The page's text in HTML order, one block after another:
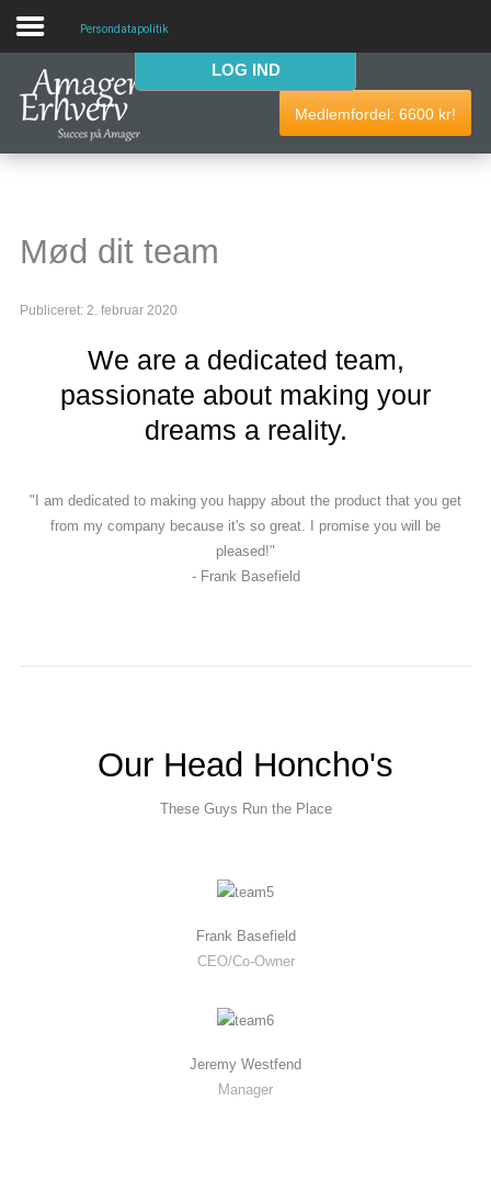
VELKOMMEN
AmagerErhverv skaber netværk, events og fordele til
Medlemmer & tilbud
Bliv medlem
Persondatapolitik
LOG IND
Medlemfordel:6600 kr!
Mød dit team
Publiceret: 2. februar 2020
We are a dedicated team,
passionate about making your
dreams a reality.
"I am dedicated to making you happy about the product that you get
from my company because it's so great. I promise you will be
pleased!"
- Frank Basefield
Our Head Honcho's
These Guys Run the Place
Frank Basefield
CEO/Co-Owner
Jeremy Westfend
Manager